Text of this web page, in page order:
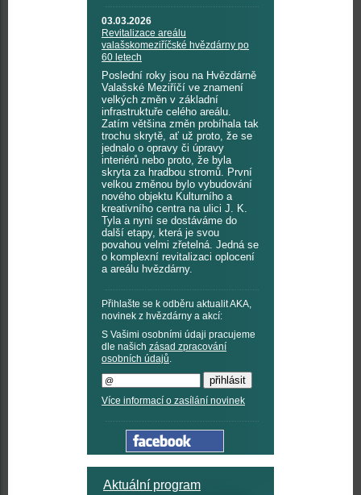
03.03.2026
Revitalizace areálu
valašskomeziříčské hvězdárny po
60 letech
Poslední roky jsou na Hvězdárně
Valašské Meziříčí ve znamení
velkých změn v základní
infrastruktuře celého areálu.
Zatím většina změn probíhala tak
trochu skrytě, ať už proto, že se
jednalo o opravy či úpravy
interiérů nebo proto, že byla
skryta za hradbou stromů. První
velkou změnou bylo vybudování
nového objektu Kulturního a
kreativního centra na ulici J. K.
Tyla a nyní se dostáváme do
další etapy, která je svou
povahou velmi zřetelná. Jedná se
o komplexní revitalizaci oplocení
a areálu hvězdárny.
Přihlašte se k odběru aktualit AKA,
novinek z hvězdárny a akcí:
S Vašimi osobními údaji pracujeme
dle našich zásad zpracování
osobních údajů.
Více informací o zasílání novinek
Aktuální program